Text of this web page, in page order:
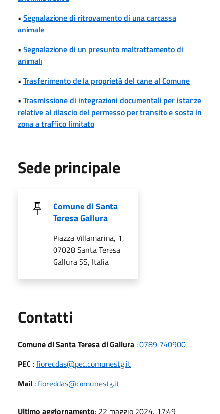
• Segnalazione di ritrovamento di una carcassa
animale
• Segnalazione di un presunto maltrattamento di
animali
• Trasferimento della proprietà del cane al Comune
• Trasmissione di integrazioni documentali per istanze
relative al rilascio del permesso per transito e sosta in
zona a traffico limitato
Sede principale
Comune di Santa
Teresa Gallura
Piazza Villamarina, 1,
07028 Santa Teresa
Gallura SS, Italia
Contatti
Comune di Santa Teresa di Gallura :0789 740900
PEC :fioreddas@pec.comunestg.it
Mail :fioreddas@comunestg.it
Ultimo aggiornamento: 22 maggio 2024, 17:49